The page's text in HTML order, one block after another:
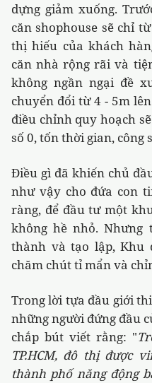
dựng giảm xuống.
căn shophouse sẽ chỉ
thị hiếu của khách
căn nhà rộng rãi và
không ngần ngại đề
chuyển đổi từ 4 - 5m
điều chỉnh quy hoạch
số 0, tốn thời gian, công
Điều gì đã khiến chủ
như vậy cho đứa con
ràng, để đầu tư một
không hề nhỏ.
thành và tạo lập, Khu
chăm chút tỉ mẩn và
Trong lời tựa đầu giới
những người đứng đầu
chắp bút viết rằng: "
TP.HCM, đô thị được
thành phố năng động